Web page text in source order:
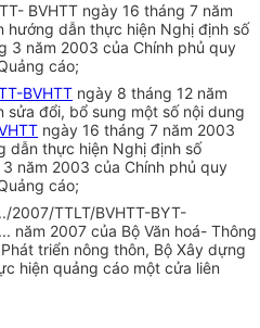
BVHTT ngày 16 tháng 7 năm
hướng dẫn thực hiện Nghị định số
3 năm 2003 của Chính phủ quy
cáo;
BVHTT ngày 8 tháng 12 năm
sửa đổi, bổ sung một số nội dung
ngày 16 tháng 7 năm 2003
dẫn thực hiện Nghị định số
năm 2003 của Chính phủ quy
cáo;
2007/TTLT/BVHTT-BYT-
năm 2007 của Bộ Văn hoá- Thông
triển nông thôn, Bộ Xây dựng
hiện quảng cáo một cửa liên